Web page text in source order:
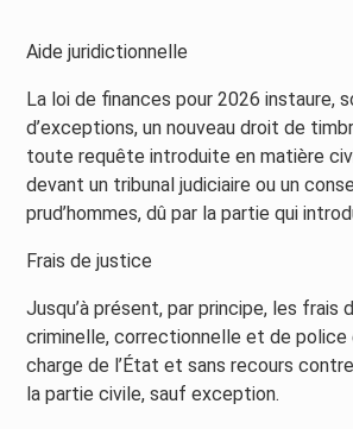
Aide juridictionnelle
La loi de finances pour 2026 instaure,
d’exceptions, un nouveau droit de
toute requête introduite en matière
devant un tribunal judiciaire ou un
prud’hommes, dû par la partie qui
Frais de justice
Jusqu’à présent, par principe, les frais
criminelle, correctionnelle et de police
charge de l’État et sans recours
la partie civile, sauf exception.